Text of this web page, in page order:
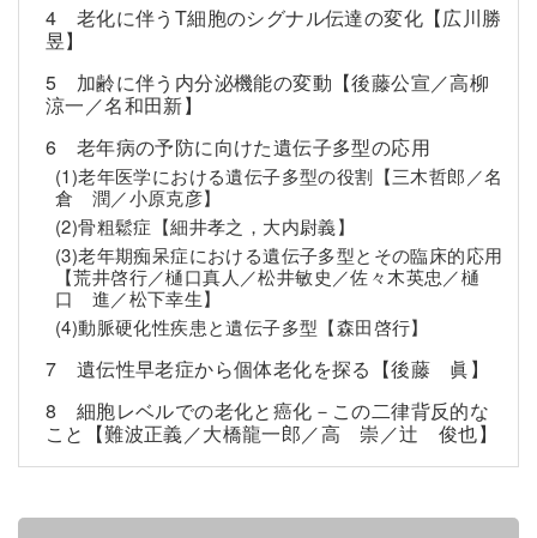
4 老化に伴うT細胞のシグナル伝達の変化【広川勝
昱】
5 加齢に伴う内分泌機能の変動【後藤公宣／高柳
涼一／名和田新】
6 老年病の予防に向けた遺伝子多型の応用
(1)老年医学における遺伝子多型の役割【三木哲郎／名
倉 潤／小原克彦】
(2)骨粗鬆症【細井孝之，大内尉義】
(3)老年期痴呆症における遺伝子多型とその臨床的応用
【荒井啓行／樋口真人／松井敏史／佐々木英忠／樋
口 進／松下幸生】
(4)動脈硬化性疾患と遺伝子多型【森田啓行】
7 遺伝性早老症から個体老化を探る【後藤 眞】
8 細胞レベルでの老化と癌化－この二律背反的な
こと【難波正義／大橋龍一郎／高 崇／辻 俊也】